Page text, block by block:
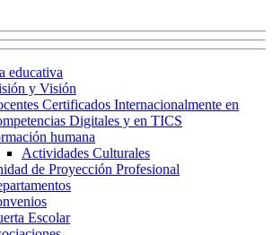
educativa
y Visión
Certificados Internacionalmente en
Digitales y en TICS
humana
Actividades Culturales
de Proyección Profesional
Escolar